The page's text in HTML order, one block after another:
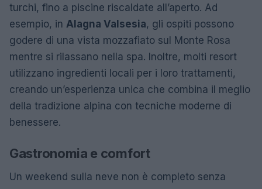
turchi, fino a piscine riscaldate all’aperto. Ad
esempio, in Alagna Valsesia, gli ospiti possono
godere di una vista mozzafiato sul Monte Rosa
mentre si rilassano nella spa. Inoltre, molti resort
utilizzano ingredienti locali per i loro trattamenti,
creando un’esperienza unica che combina il meglio
della tradizione alpina con tecniche moderne di
benessere.
Gastronomia e comfort
Un weekend sulla neve non è completo senza